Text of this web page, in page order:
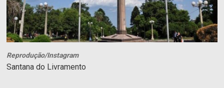
Reprodução/Instagram
Santana do Livramento